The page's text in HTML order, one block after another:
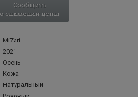
Сообщить
о снижении цены
MiZari
2021
Осень
Кожа
Натуральный